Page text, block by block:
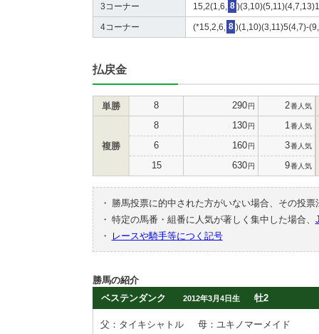
3コーナー 15,2(1,6, 8
4コーナー (*15,2,6, 8 )(1,10)(3,11)5(4,7)-
払戻金
単勝 8 290円 2番人気
複勝
8 130円 1 番人気
6 160円 3番人気
15 630円 9番人気
・
勝馬投票に的中された方がいない場合、その投
・ 特定の馬番・組番に人気が著しく集中した場合、
・
レースや騎手等につく記号
勝馬の紹介
ベステンダンク
2012年3月4日生 牡2
父：タイキシャトル
母：ユキノマーメイド